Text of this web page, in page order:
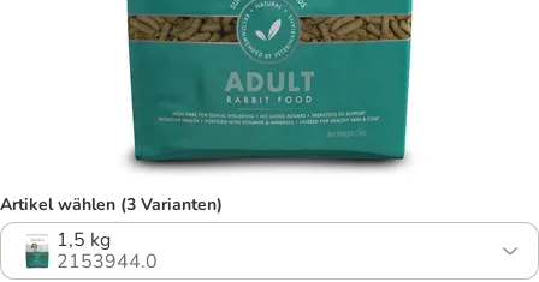
Artikel wählen (3 Varianten)
1,5 kg
2153944.0